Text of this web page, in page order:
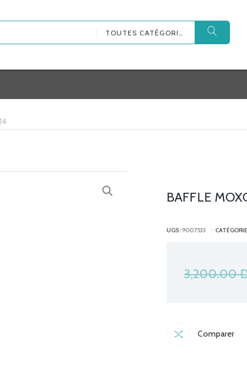
TOUTES CATÉGORIES
BAFFLE
UGS :9007533
3,200.00
Comparer